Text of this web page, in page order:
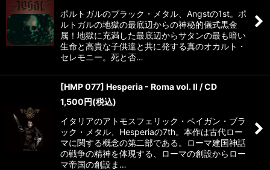
ポルトガルのブラック・メタル、Angstの1st。ポ
ルトガルの地獄の最底辺からの神秘的儀式黒金
属！地獄に充満した最底辺からサタンの最も暗い
生命と高貴な子供達と共に発する真のオカルト・
セレモニー。死と否…
[HMP 077] Hesperia - Roma vol. II / CD
1,500円(税込)
イタリアのアトモスフェリック・ペイガン・ブラ
ック・メタル、Hesperiaの7th。本作は古代ロー
マに関する概念の第二部である。ローマ建国神話
の戦争の精神を体現する、ローマの創設からロー
マ帝国の創設ま…